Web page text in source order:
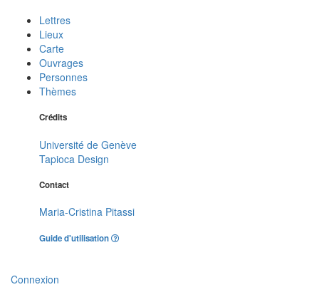
Lettres
Lieux
Carte
Ouvrages
Personnes
Thèmes
Crédits
Université de Genève
Tapioca Design
Contact
Maria-Cristina Pitassi
Guide d'utilisation
Connexion